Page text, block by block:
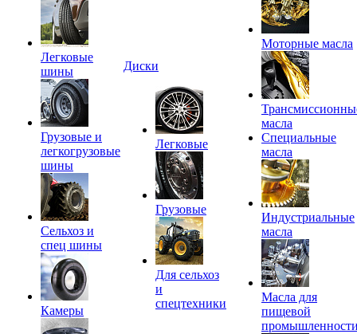
Легковые
шины
Грузовые и
легкогрузовые
шины
Сельхоз и
спец шины
Камеры
Диски
Легковые
Грузовые
Для сельхоз
и
спецтехники
Моторные масла
масла
Специальные
масла
Индустриальные
масла
Масла для
пищевой